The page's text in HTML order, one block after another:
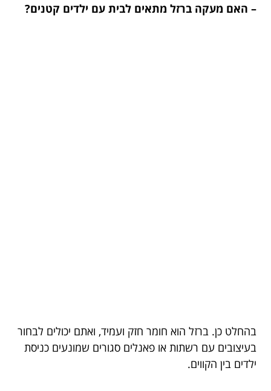
– האם מעקה ברזל מתאים לבית עם ילדים קטנים?
בהחלט כן. ברזל הוא חומר חזק ועמיד, ואתם יכולים לבחור
בעיצובים עם רשתות או פאנלים סגורים שמונעים כניסת
ילדים בין הקווים.